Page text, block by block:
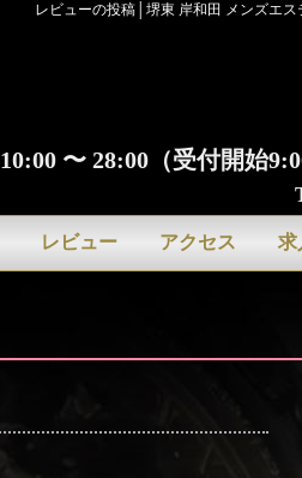
レビューの投稿│堺東 岸和田 メンズエ
10:00 〜 28:00（受付開始
レビュー アクセス 求